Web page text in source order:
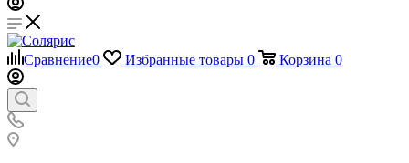
Сравнение0 Избранные товары 0 Корзина 0